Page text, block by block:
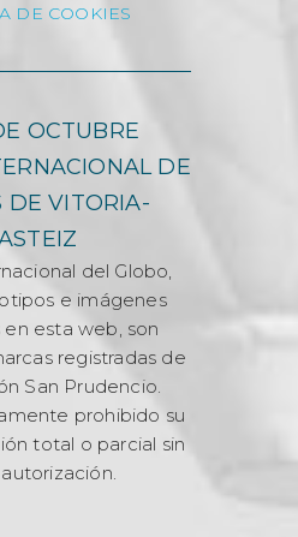
DE COOKIES
OCTUBRE
DE
DE VITORIA-
del Globo,
e imágenes
esta web, son
registradas de
San Prudencio.
prohibido su
total o parcial sin